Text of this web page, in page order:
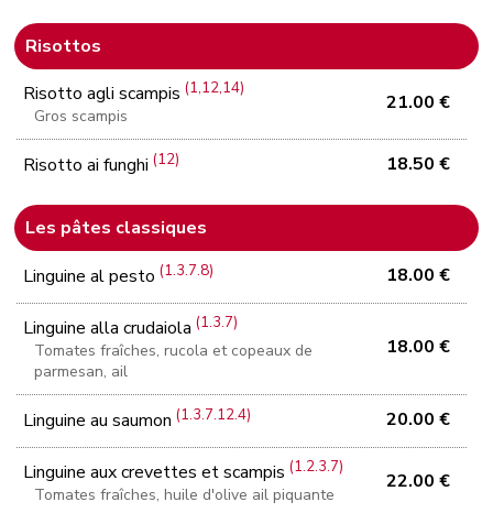
Risottos
Risotto agli scampis(1,12,14)
Gros scampis
21.00 €
Risotto ai funghi(12) 18.50 €
Les pâtes classiques
Linguine al pesto(1.3.7.8) 18.00 €
Linguine alla crudaiola(1.3.7)
Tomates fraîches, rucola et copeaux de
parmesan, ail
18.00 €
Linguine au saumon(1.3.7.12.4) 20.00 €
Linguine aux crevettes et scampis(1.2.3.7)
Tomates fraîches, huile d'olive ail piquante
22.00 €